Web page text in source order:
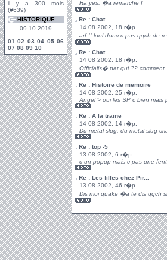
il y a 300 mois
(#639)
HISTORIQUE
09 10 2019
01 02 03 04 05 06
07 08 09 10
Ha yes, �a remarche !
Re : Chat
14 08 2002, 18 r�p.
arf !! lool donc c pas qqch de
Re : Chat
14 08 2002, 18 r�p.
Officialis� par qui ?? comment
Re : Histoire de memoire
14 08 2002, 25 r�p.
Angel > oui les SP c bien mais
Re : A la traine
14 08 2002, 14 r�p.
Du metal slug, du metal slug
Re : top -5
13 08 2002, 6 r�p.
c un popup mais c pas une
Re : Les filles chez Pir...
13 08 2002, 46 r�p.
Dis moi quake �a te dis qqch